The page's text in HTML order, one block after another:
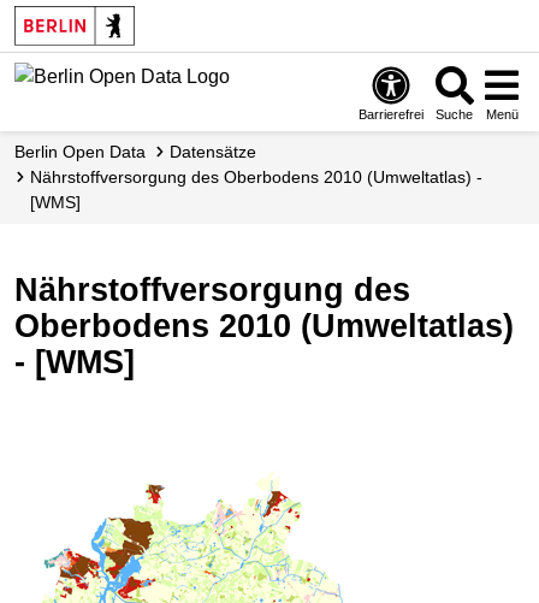
Skip
to
main
Barrierefrei Suche Menü
Berlin Open Data
Datensätze
Nährstoffversorgung des Oberbodens 2010 (Umweltatlas) -
[WMS]
Nährstoffversorgung des
Oberbodens 2010 (Umweltatlas)
- [WMS]